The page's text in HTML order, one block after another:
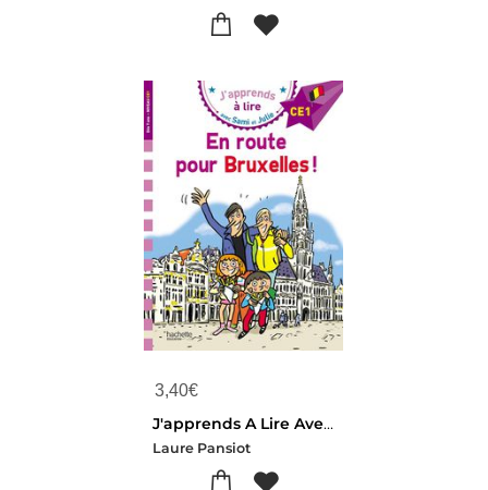
3,40€
J'apprends A Lire Avec Sami Et Julie : Ce1 ; En Route Pour Bruxelles !
Laure Pansiot